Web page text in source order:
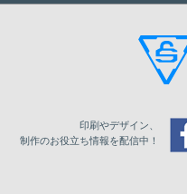
印刷やデザイン、
制作のお役立ち情報を配信中！